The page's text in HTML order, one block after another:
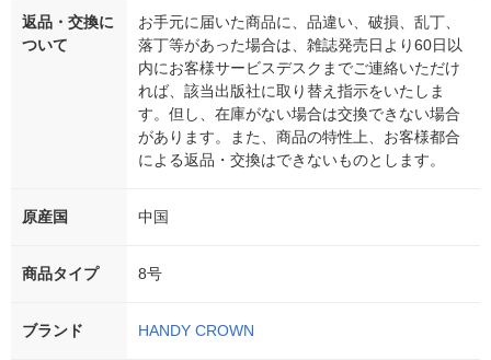
返品・交換に
ついて
お手元に届いた商品に、品違い、破損、乱丁、
落丁等があった場合は、雑誌発売日より60日以
内にお客様サービスデスクまでご連絡いただけ
れば、該当出版社に取り替え指示をいたしま
す。但し、在庫がない場合は交換できない場合
があります。また、商品の特性上、お客様都合
による返品・交換はできないものとします。
原産国 中国
商品タイプ 8号
ブランド HANDY CROWN